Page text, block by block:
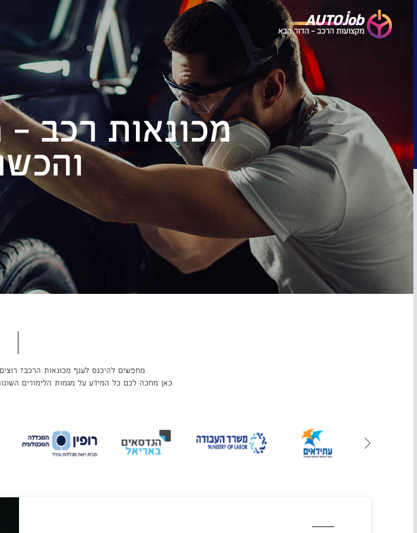
מכונאות רכב -
מחפשים להיכנס לענף מכונאות הרכב?
כאן מחכה לכם כל המידע על מגמות הלימודים